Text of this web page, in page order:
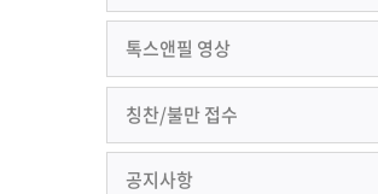
톡스앤필 영상
칭찬/불만 접수
공지사항